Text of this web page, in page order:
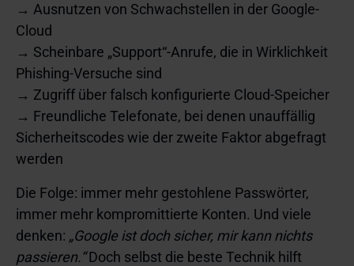
→ Ausnutzen von Schwachstellen in der Google-
Cloud
→ Scheinbare „Support“-Anrufe, die in Wirklichkeit
Phishing-Versuche sind
→ Zugriff über falsch konfigurierte Cloud-Speicher
→ Freundliche Telefonate, bei denen unauffällig
Sicherheitscodes wie der zweite Faktor abgefragt
werden
Die Folge: immer mehr gestohlene Passwörter,
immer mehr kompromittierte Konten. Und viele
denken: „Google ist doch sicher, mir kann nichts
passieren.“Doch selbst die beste Technik hilft